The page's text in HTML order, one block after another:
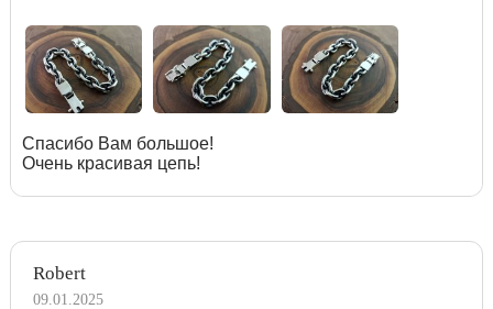
Спасибо Вам большое!
Очень красивая цепь!
Robert
09.01.2025